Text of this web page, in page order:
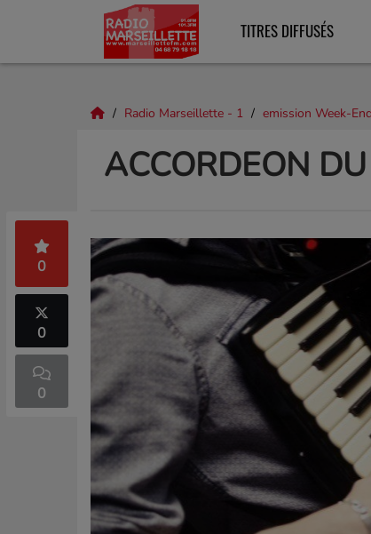
TITRES DIFFUSÉS
Radio Marseillette - 1 emission Week-End
ACCORDEON
0
0
0